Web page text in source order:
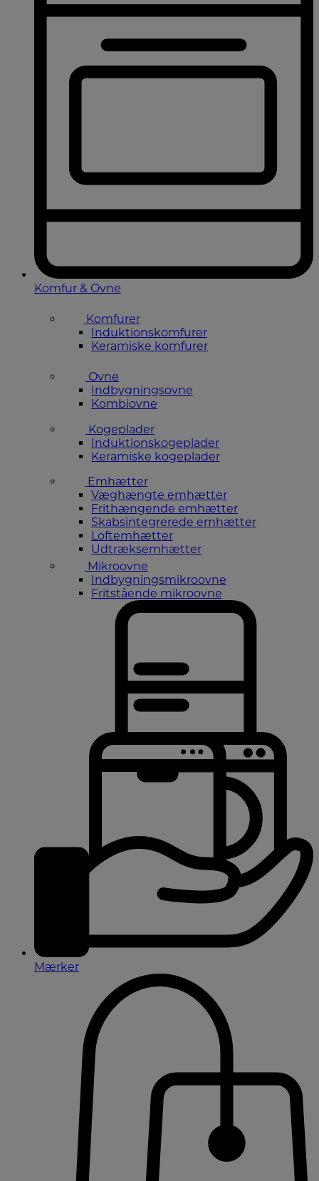
Komfur & Ovne
Komfurer
Induktionskomfurer
Keramiske komfurer
Ovne
Indbygningsovne
Kombiovne
Kogeplader
Induktionskogeplader
Keramiske kogeplader
Emhætter
Væghængte emhætter
Frithængende emhætter
Skabsintegrerede emhætter
Loftemhætter
Udtræksemhætter
Mikroovne
Indbygningsmikroovne
Fritstående mikroovne
Mærker